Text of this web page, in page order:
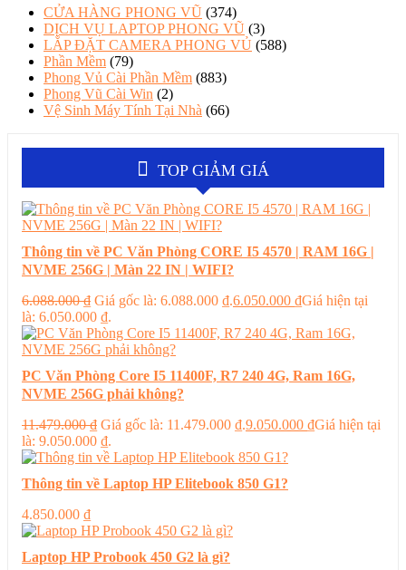
CỬA HÀNG PHONG VŨ (374)
DỊCH VỤ LAPTOP PHONG VŨ (3)
LẮP ĐẶT CAMERA PHONG VỦ (588)
Phần Mềm (79)
Phong Vủ Cài Phần Mềm (883)
Phong Vũ Cài Win (2)
Vệ Sinh Máy Tính Tại Nhà (66)
TOP GIẢM GIÁ
Thông tin về PC Văn Phòng CORE I5 4570 | RAM 16G |
NVME 256G | Màn 22 IN | WIFI?
6.088.000₫ Giá gốc là: 6.088.000 ₫.6.050.000 ₫Giá hiện tại
là: 6.050.000 ₫.
PC Văn Phòng Core I5 11400F, R7 240 4G, Ram 16G,
NVME 256G phải không?
11.479.000₫ Giá gốc là: 11.479.000 ₫.9.050.000 ₫Giá hiện tại
là: 9.050.000 ₫.
Thông tin về Laptop HP Elitebook 850 G1?
4.850.000 ₫
Laptop HP Probook 450 G2 là gì?